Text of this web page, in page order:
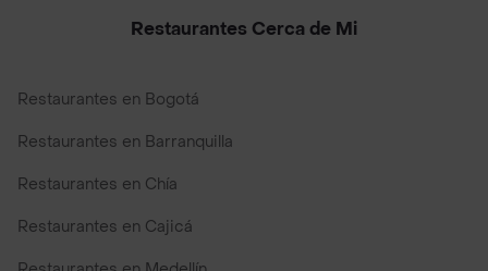
Restaurantes Cerca de Mi
Restaurantes en Bogotá
Restaurantes en Barranquilla
Restaurantes en Chía
Restaurantes en Cajicá